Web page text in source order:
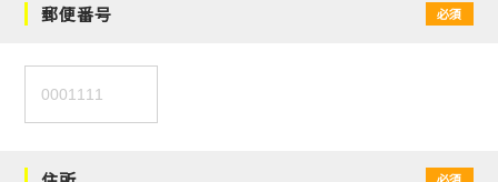
郵便番号 必須
必須